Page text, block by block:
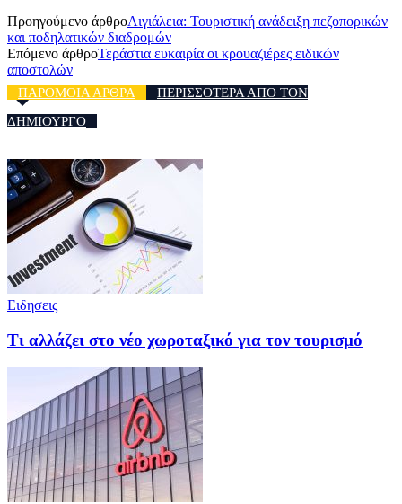
Προηγούμενο άρθροΑιγιάλεια: Τουριστική ανάδειξη πεζοπορικών
και ποδηλατικών διαδρομών
Επόμενο άρθροΤεράστια ευκαιρία οι κρουαζιέρες ειδικών
αποστολών
ΠΑΡΟΜΟΙΑ ΑΡΘΡΑ
ΠΕΡΙΣΣΟΤΕΡΑ ΑΠΟ ΤΟΝ
ΔΗΜΙΟΥΡΓΟ
Ειδησεις
Τι αλλάζει στο νέο χωροταξικό για τον τουρισμό